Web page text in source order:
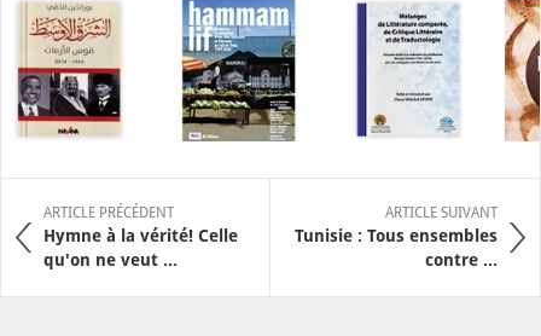
ARTICLE PRÉCÉDENT
Hymne à la vérité! Celle
qu'on ne veut ...
ARTICLE SUIVANT
Tunisie : Tous ensembles
contre ...